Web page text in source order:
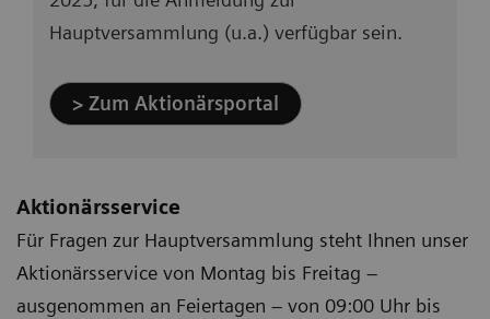
Hauptversammlung (u.a.) verfügbar sein.
> Zum Aktionärsportal
Aktionärsservice
Für Fragen zur Hauptversammlung steht Ihnen unser
Aktionärsservice von Montag bis Freitag –
ausgenommen an Feiertagen – von 09:00 Uhr bis